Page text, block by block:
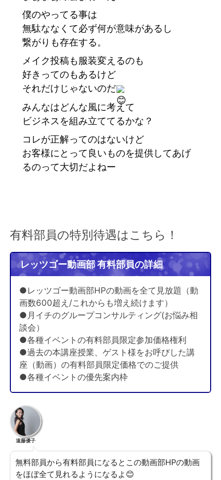
僕のやってる事は
無駄ななくて必ず何が意味があるし
繋がりも存在する。
メイク投稿も服装変えるのも
好きってのもあるけど
それだけじゃないのだ
みんなはどんな風に考えて
ビジネスを組み立ててるかな？
コレが正解ってのはないけど
お客様にとって良いものを提供してあげ
るのって大切だよねー
有料部員の特別待遇はこちら！
レッツゴー動画部 有料部員の詳細
●レッツゴー動画部HPの動画を全て見放題（動
画数600超え/これからも増え続けます）
●月イチのグループコンサルティング(お悩み相
談会）
●各種イベントの有料部員限定参加価格権利
●過去の本講座授業、ゲスト様をお呼びした講
座（動画）の有料部員限定価格でのご提供
●各種イベントの優先案内枠
遠藤優子
無料部員から有料部員になるとこの動画部HPの動画
をほぼ全て見れるようになるよ😊